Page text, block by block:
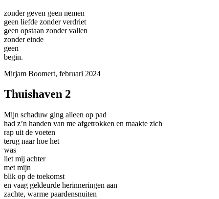
zonder geven geen nemen
geen liefde zonder verdriet
geen opstaan zonder vallen
zonder einde
geen
begin.
Mirjam Boomert, februari 2024
Thuishaven 2
Mijn schaduw ging alleen op pad
had z’n handen van me afgetrokken en maakte zich
rap uit de voeten
terug naar hoe het
was
liet mij achter
met mijn
blik op de toekomst
en vaag gekleurde herinneringen aan
zachte, warme paardensnuiten